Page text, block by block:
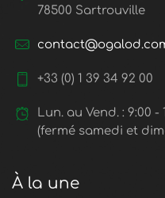
78500 Sartrouville
+33 (0) 1 39 34 92 00
Lun. au Vend. : 9:00 -
(fermé samedi et
À la une